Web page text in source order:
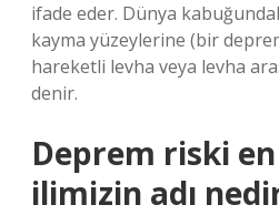
ifade eder. Dünya
kayma yüzeylerine (bir
hareketli levha veya levha
denir.
Deprem riski
ilimizin adı